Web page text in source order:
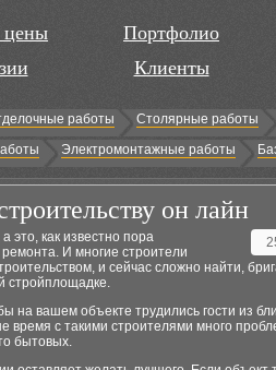
цены
Портфолио
Клиенты
работы Столярные работы
Электромонтажные работы
он лайн
это, как известно пора
ремонта. И многие строители
и сейчас сложно найти,
стройплощадке.
на вашем объекте трудились гости из
время с такими строителями много
бытовых.